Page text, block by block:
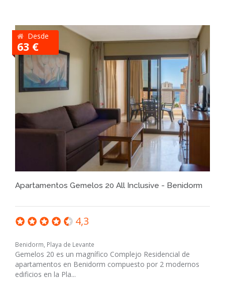
Desde
63 €
Apartamentos Gemelos 20 All Inclusive - Benidorm
4,3
Benidorm, Playa de Levante
Gemelos 20 es un magnífico Complejo Residencial de
apartamentos en Benidorm compuesto por 2 modernos
edificios en la Pla...